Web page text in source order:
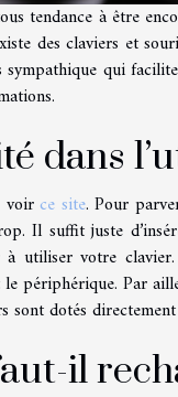
tendance à être
des claviers et
sympathique qui
dans
voirce site. Pour
Il suffit juste
à utiliser votre
périphérique. Par
sont dotés
il